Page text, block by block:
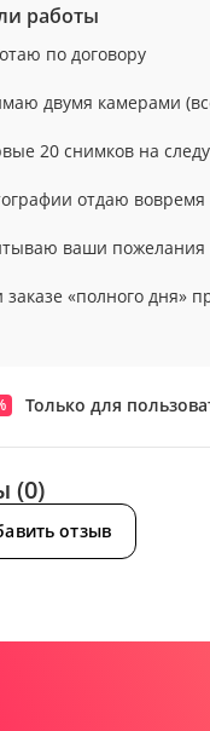
работы
по договору
двумя камерами
20 снимков на
отдаю вовремя
ваши пожелания
«полного дня»
Только для
(0)
отзыв